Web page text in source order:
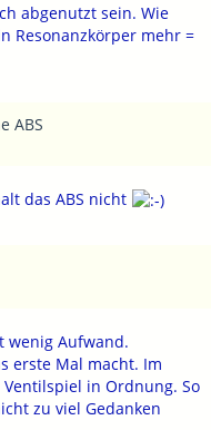
abgenutzt sein. Wie
Resonanzkörper mehr =
ABS
das ABS nicht
wenig Aufwand.
erste Mal macht. Im
in Ordnung. So
zu viel Gedanken